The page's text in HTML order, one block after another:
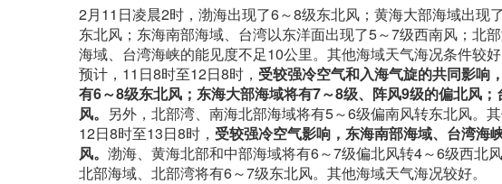
2月11日凌晨2时，渤海出现了6～8级东北风；黄海大部海域出
东北风；东海南部海域、台湾以东洋面出现了5～7级西南风；北
海域、台湾海峡的能见度不足10公里。其他海域天气海况条件较好
预计，11日8时至12日8时， 受较强冷空气和入海气旋的共同影响
有6～8级东北风；东海大部海域将有7～8级、阵风9级的偏北风
风。 另外，北部湾、南海北部海域将有5～6级偏南风转东北风。其
12日8时至13日8时， 受较强冷空气影响，东海南部海域、台湾海
风。 渤海、黄海北部和中部海域将有6～7级偏北风转4～6级西北
北部海域、北部湾将有6～7级东北风。其他海域天气海况较好。